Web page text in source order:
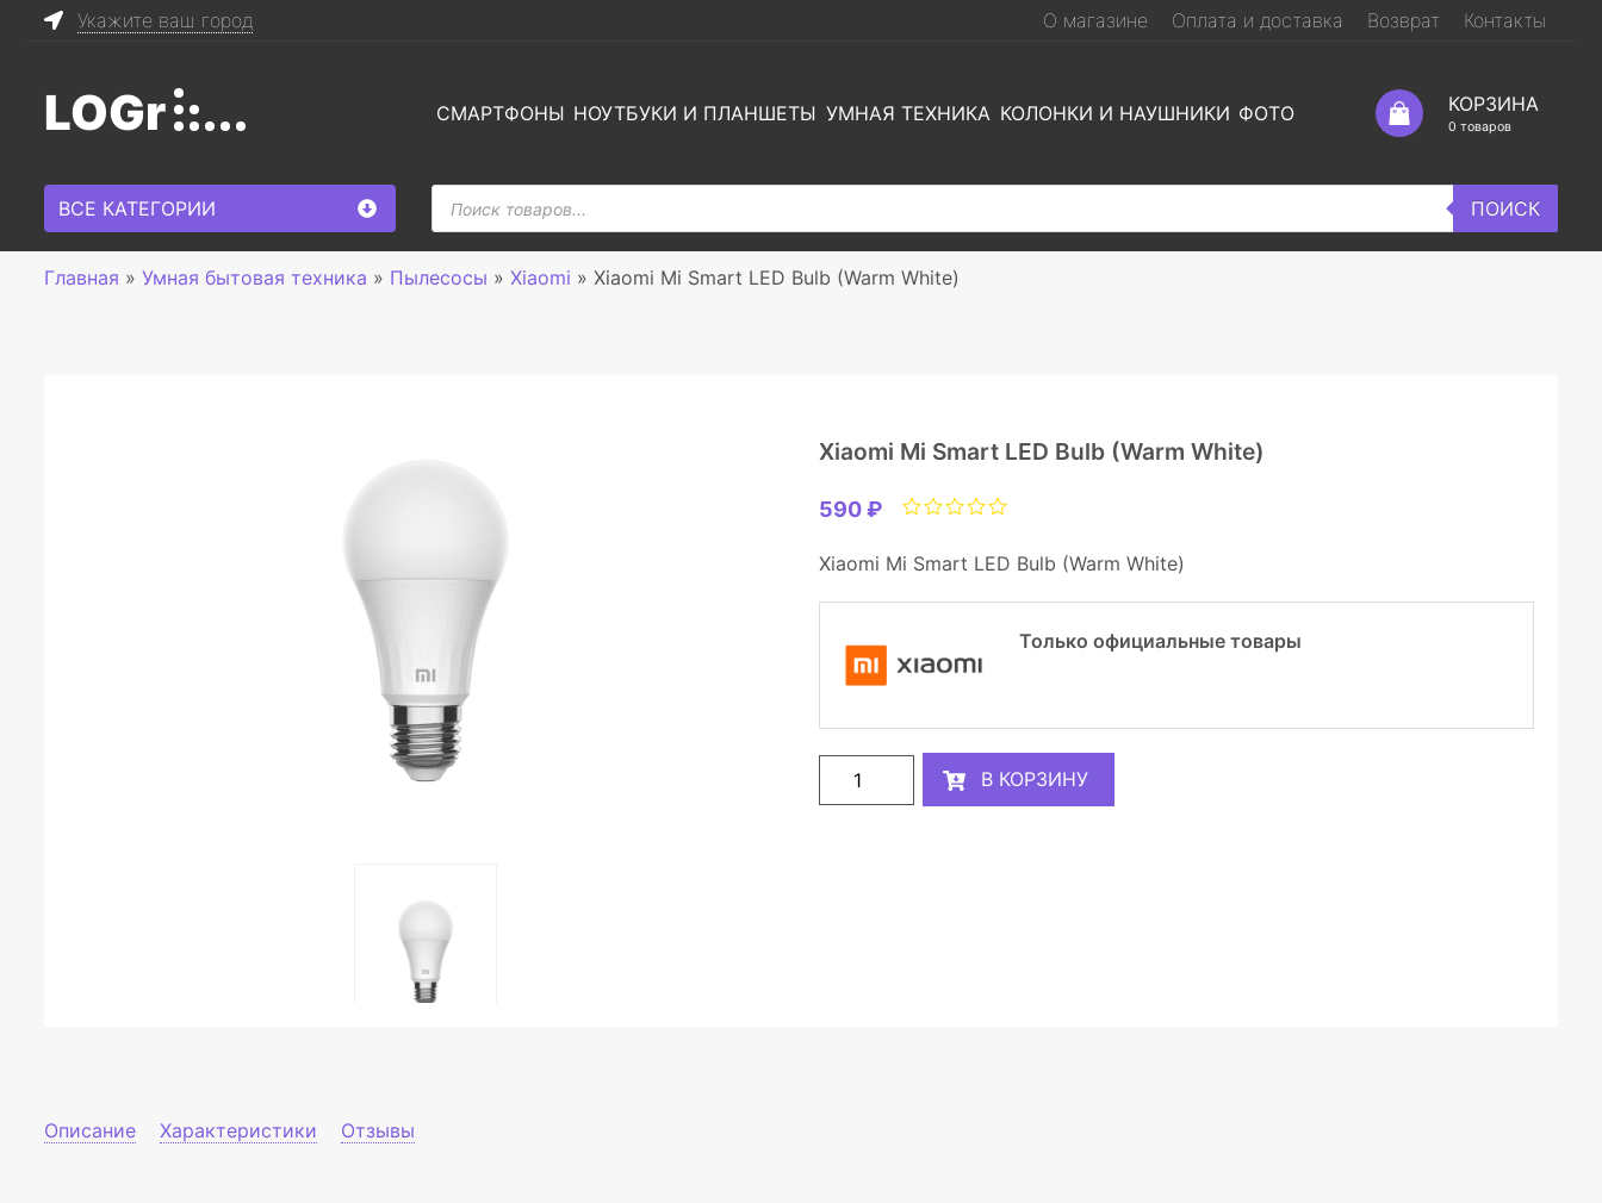
Укажите ваш город О магазине Оплата и доставка Возврат Контакты
LOGr СМАРТФОНЫ НОУТБУКИ И ПЛАНШЕТЫ УМНАЯ ТЕХНИКА КОЛОНКИ И НАУШНИКИ ФОТО КОРЗИНА
0 товаров
ВСЕ КАТЕГОРИИ
Поиск
товаров
ПОИСК
Главная » Умная бытовая техника » Пылесосы » Xiaomi » Xiaomi Mi Smart LED Bulb (Warm White)
Xiaomi Mi Smart LED Bulb (Warm White)
590 ₽
Xiaomi Mi Smart LED Bulb (Warm White)
Только официальные товары
В КОРЗИНУ
Описание Характеристики Отзывы